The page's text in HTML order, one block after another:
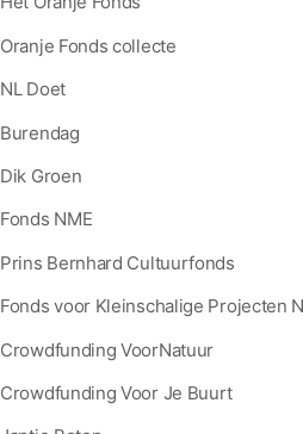
Oranje Fonds collecte
NL Doet
Burendag
Dik Groen
Fonds NME
Prins Bernhard Cultuurfonds
Fonds voor Kleinschalige Projecten
Crowdfunding VoorNatuur
Crowdfunding Voor Je Buurt